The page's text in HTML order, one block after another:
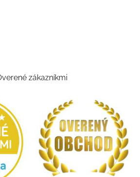
zákazníkmi